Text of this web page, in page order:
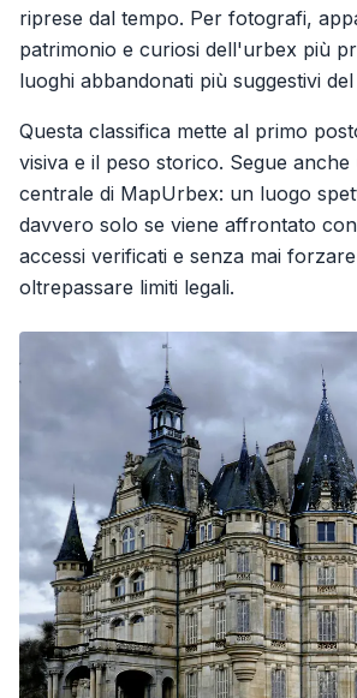
riprese dal tempo. Per fotografi,
patrimonio e curiosi dell'urbex più
luoghi abbandonati più suggestivi del
Questa classifica mette al primo
visiva e il peso storico. Segue
centrale di MapUrbex: un luogo
davvero solo se viene affrontato
accessi verificati e senza mai
oltrepassare limiti legali.